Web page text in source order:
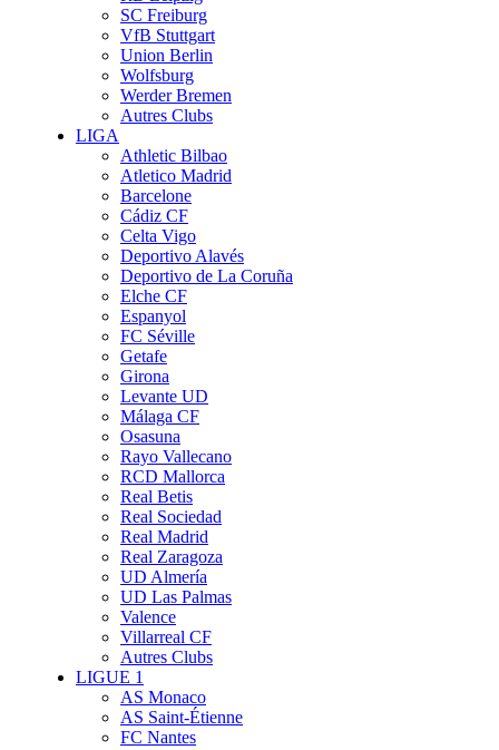
SC Freiburg
VfB Stuttgart
Union Berlin
Wolfsburg
Werder Bremen
Autres Clubs
LIGA
Athletic Bilbao
Atletico Madrid
Barcelone
Cádiz CF
Celta Vigo
Deportivo Alavés
Deportivo de La Coruña
Elche CF
Espanyol
FC Séville
Getafe
Girona
Levante UD
Málaga CF
Osasuna
Rayo Vallecano
RCD Mallorca
Real Betis
Real Sociedad
Real Madrid
Real Zaragoza
UD Almería
UD Las Palmas
Valence
Villarreal CF
Autres Clubs
LIGUE 1
AS Monaco
AS Saint-Étienne
FC Nantes